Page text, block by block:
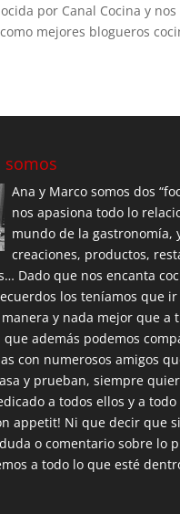
por Canal Cocina y nos
mejores blogueros
somos
Ana y Marco somos dos
nos apasiona todo lo
mundo de la gastronomía,
creaciones, productos,
Dado que nos encanta
los teníamos que
y nada mejor que a
que además podemos
con numerosos amigos
y prueban, siempre
a todos ellos y a
appetit! Ni que decir que
o comentario sobre lo
a todo lo que esté